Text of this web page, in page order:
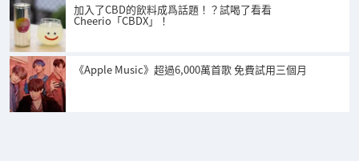
加入了CBD的飲料成爲話題！？試喝了看看
Cheerio「CBDX」！
《Apple Music》超過6,000萬首歌 免費試用三個月